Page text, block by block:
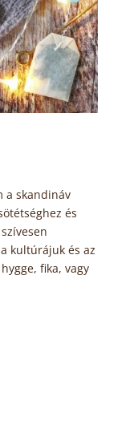
a skandináv
és
kultúrájuk és az
fika, vagy